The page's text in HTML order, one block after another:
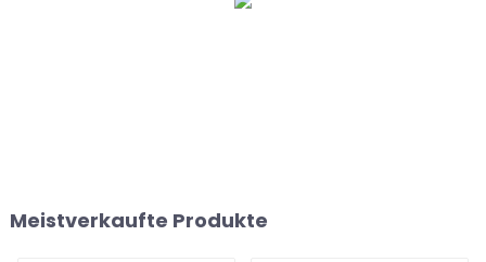
Meistverkaufte Produkte